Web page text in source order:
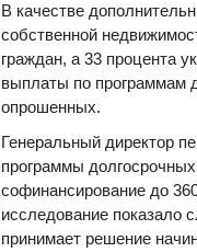
В качестве
собственной
граждан, а 33 процента
выплаты по программам
опрошенных.
Генеральный директор
программы
софинансирование до
исследование показало
принимает решение